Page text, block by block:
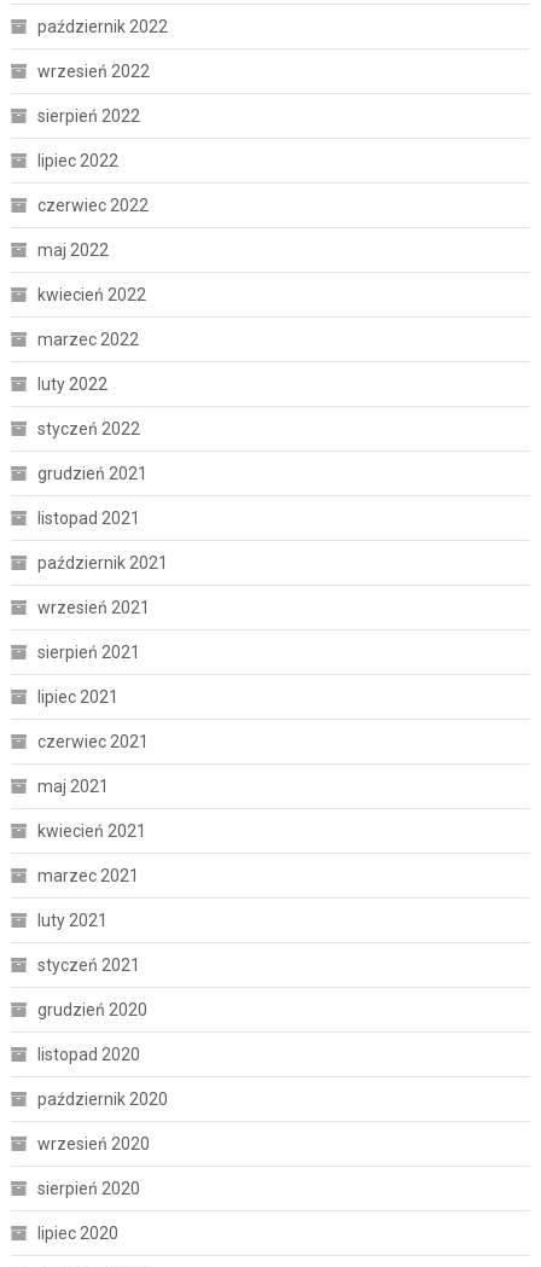
październik 2022
wrzesień 2022
sierpień 2022
lipiec 2022
czerwiec 2022
maj 2022
kwiecień 2022
marzec 2022
luty 2022
styczeń 2022
grudzień 2021
listopad 2021
październik 2021
wrzesień 2021
sierpień 2021
lipiec 2021
czerwiec 2021
maj 2021
kwiecień 2021
marzec 2021
luty 2021
styczeń 2021
grudzień 2020
listopad 2020
październik 2020
wrzesień 2020
sierpień 2020
lipiec 2020